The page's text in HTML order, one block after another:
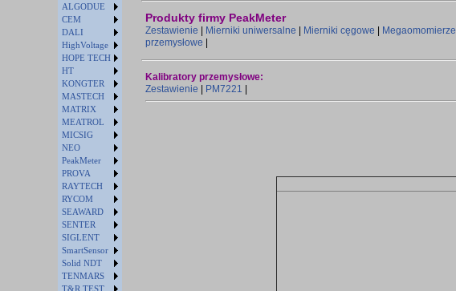
ALGODUE
CEM
DALI
HighVoltage
HOPE TECH
HT
KONGTER
MASTECH
MATRIX
MEATROL
MICSIG
NEO
PeakMeter
PROVA
RAYTECH
RYCOM
SEAWARD
SENTER
SIGLENT
SmartSensor
Solid NDT
TENMARS
T&R TEST
Produkty firmy PeakMeter
Zestawienie Mierniki uniwersalne Mierniki cęgowe Megaomomierze
przemysłowe
Kalibratory przemysłowe:
Zestawienie
PM7221